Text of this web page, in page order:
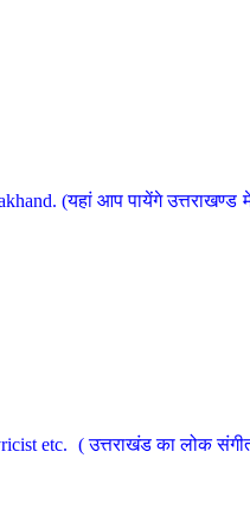
(यहां आप पायेंगे
etc. ( उत्तराखंड का लोक